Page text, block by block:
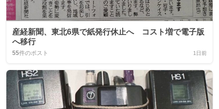
産経新聞、東北6県で紙発行休止へ コスト増で電子版
へ移行
55件のポスト 1日前